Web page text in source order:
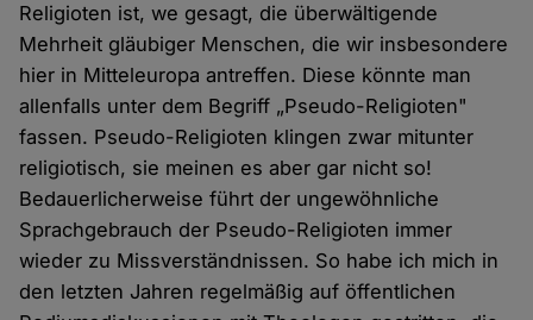
Religioten ist, we gesagt, die überwältigende
Mehrheit gläubiger Menschen, die wir insbesondere
hier in Mitteleuropa antreffen. Diese könnte man
allenfalls unter dem Begriff „Pseudo-Religioten"
fassen. Pseudo-Religioten klingen zwar mitunter
religiotisch, sie meinen es aber gar nicht so!
Bedauerlicherweise führt der ungewöhnliche
Sprachgebrauch der Pseudo-Religioten immer
wieder zu Missverständnissen. So habe ich mich in
den letzten Jahren regelmäßig auf öffentlichen